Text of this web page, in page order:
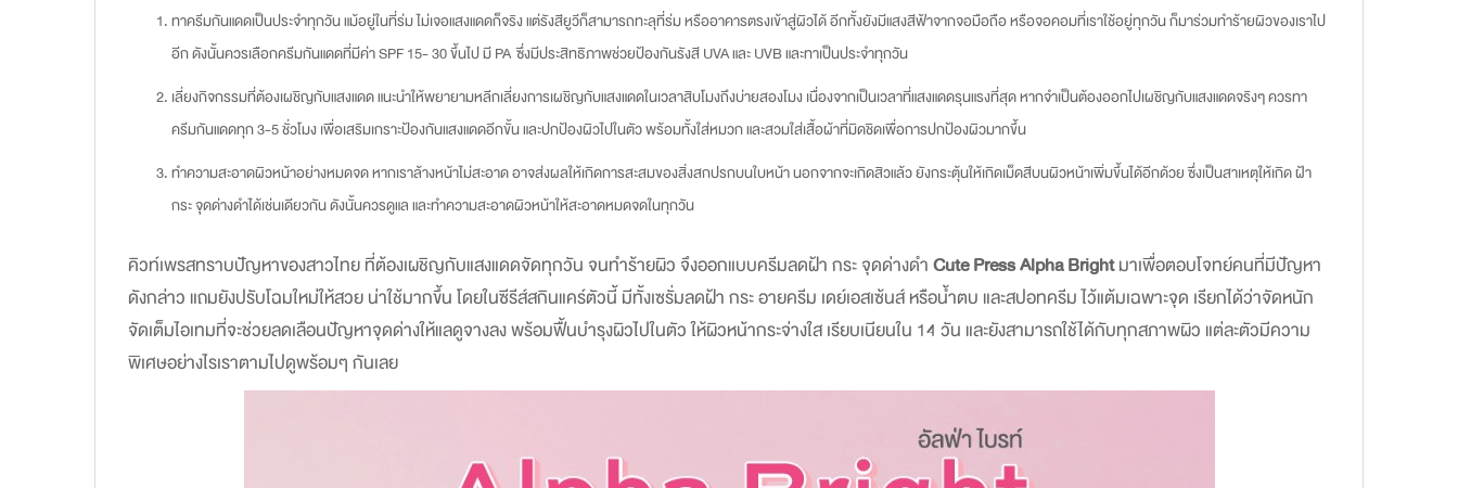
ทาครีมกันแดดเป็นประจำทุกวัน แม้อยู่ในที่ร่ม ไม่เจอแสงแดดก็จริง แต่รังสียูวีก็สามารถทะลุที่ร่ม หรืออาคารตรงเข้าสู่ผิวได้ อีกทั้งยังมีแสงสีฟ้าจากจอมือถือ หรือจอคอมที่เราใช้อยู่ทุกวัน ก็มาร่วมทำร้ายผิวของเราไป
อีก ดังนั้นควรเลือกครีมกันแดดที่มีค่า SPF 15- 30 ขึ้นไป มี PA ซึ่งมีประสิทธิภาพช่วยป้องกันรังสี UVA และ UVB และทาเป็นประจำทุกวัน
เลี่ยงกิจกรรมที่ต้องเผชิญกับแสงแดด แนะนำให้พยายามหลีกเลี่ยงการเผชิญกับแสงแดดในเวลาสิบโมงถึงบ่ายสองโมง เนื่องจากเป็นเวลาที่แสงแดดรุนแรงที่สุด หากจำเป็นต้องออกไปเผชิญกับแสงแดดจริงๆ ควรทา
ครีมกันแดดทุก 3-5 ชั่วโมง เพื่อเสริมเกราะป้องกันแสงแดดอีกขั้น และปกป้องผิวไปในตัว พร้อมทั้งใส่หมวก และสวมใส่เสื้อผ้าที่มิดชิดเพื่อการปกป้องผิวมากขึ้น
ทำความสะอาดผิวหน้าอย่างหมดจด หากเราล้างหน้าไม่สะอาด อาจส่งผลให้เกิดการสะสมของสิ่งสกปรกบนใบหน้า นอกจากจะเกิดสิวแล้ว ยังกระตุ้นให้เกิดเม็ดสีบนผิวหน้าเพิ่มขึ้นได้อีกด้วย ซึ่งเป็นสาเหตุให้เกิด ฝ้า
กระ จุดด่างดำได้เช่นเดียวกัน ดังนั้นควรดูแล และทำความสะอาดผิวหน้าให้สะอาดหมดจดในทุกวัน
คิวท์เพรสทราบปัญหาของสาวไทย ที่ต้องเผชิญกับแสงแดดจัดทุกวัน จนทำร้ายผิว จึงออกแบบครีมลดฝ้า กระ จุดด่างดำCute Press Alpha Brightมาเพื่อตอบโจทย์คนที่มีปัญหา
ดังกล่าว แถมยังปรับโฉมใหม่ให้สวย น่าใช้มากขึ้น โดยในซีรีส์สกินแคร์ตัวนี้ มีทั้งเซรั่มลดฝ้า กระ อายครีม เดย์เอสเซ้นส์ หรือน้ำตบ และสปอทครีม ไว้แต้มเฉพาะจุด เรียกได้ว่าจัดหนัก
จัดเต็มไอเทมที่จะช่วยลดเลือนปัญหาจุดด่างให้แลดูจางลง พร้อมฟื้นบำรุงผิวไปในตัว ให้ผิวหน้ากระจ่างใส เรียบเนียนใน 14 วัน และยังสามารถใช้ได้กับทุกสภาพผิว แต่ละตัวมีความ
พิเศษอย่างไรเราตามไปดูพร้อมๆ กันเลย